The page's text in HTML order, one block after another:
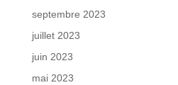
septembre 2023
juillet 2023
juin 2023
mai 2023